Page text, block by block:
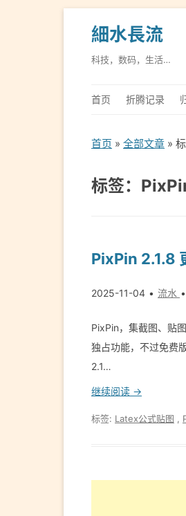
細水長流
科技，数码，生活…
首页 折腾记录
首页 » 全部文章 »
标签：
PixPin 2.1.8
2025-11-04 流水
PixPin，集截图、贴
独占功能，不过免费
2.1…
继续阅读 →
标签: Latex公式贴图